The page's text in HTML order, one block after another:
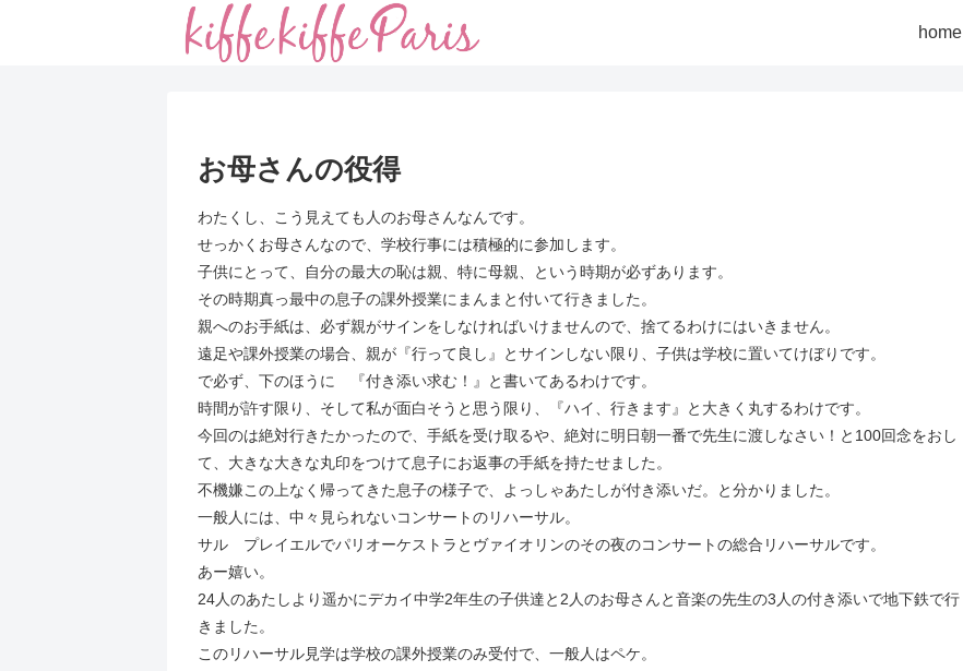
home
お母さんの役得
わたくし、こう見えても人のお母さんなんです。
せっかくお母さんなので、学校行事には積極的に参加します。
子供にとって、自分の最大の恥は親、特に母親、という時期が必ずあります。
その時期真っ最中の息子の課外授業にまんまと付いて行きました。
親へのお手紙は、必ず親がサインをしなければいけませんので、捨てるわけにはいきません。
遠足や課外授業の場合、親が『行って良し』とサインしない限り、子供は学校に置いてけぼりです。
で必ず、下のほうに 『付き添い求む！』と書いてあるわけです。
時間が許す限り、そして私が面白そうと思う限り、『ハイ、行きます』と大きく丸するわけです。
今回のは絶対行きたかったので、手紙を受け取るや、絶対に明日朝一番で先生に渡しなさい！と100回念をおし
て、大きな大きな丸印をつけて息子にお返事の手紙を持たせました。
不機嫌この上なく帰ってきた息子の様子で、よっしゃあたしが付き添いだ。と分かりました。
一般人には、中々見られないコンサートのリハーサル。
サル プレイエルでパリオーケストラとヴァイオリンのその夜のコンサートの総合リハーサルです。
あー嬉い。
24人のあたしより遥かにデカイ中学2年生の子供達と2人のお母さんと音楽の先生の3人の付き添いで地下鉄で行
きました。
このリハーサル見学は学校の課外授業のみ受付で、一般人はペケ。